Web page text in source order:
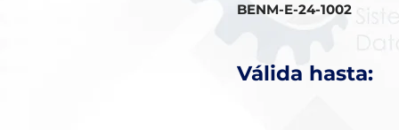
BENM-E-24-1002
Válida hasta: